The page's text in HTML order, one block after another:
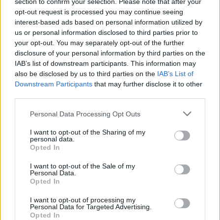
opt-out request is processed you may continue seeing
interest-based ads based on personal information utilized by
us or personal information disclosed to third parties prior to
your opt-out. You may separately opt-out of the further
disclosure of your personal information by third parties on the
IAB’s list of downstream participants. This information may
also be disclosed by us to third parties on the IAB’s List of
Downstream Participants that may further disclose it to other
Please note that this website/app uses one or more Google
not limited to your visit or usage behaviour. You may click to
grant or deny consent to Google and its third-party tags to
use your data for below specified purposes in below Google
consent section.
Personal Data Processing Opt Outs
I want to opt-out of the Sharing of my
personal data.
Opted In
I want to opt-out of the Sale of my
Personal Data.
Opted In
I want to opt-out of processing my
Personal Data for Targeted Advertising.
Opted In
Abdallah ha risposto con determinazione: “Da
ho messo la mia vita in gioco per arrivare qui. Non
posso non provare a rischiare per realizzare